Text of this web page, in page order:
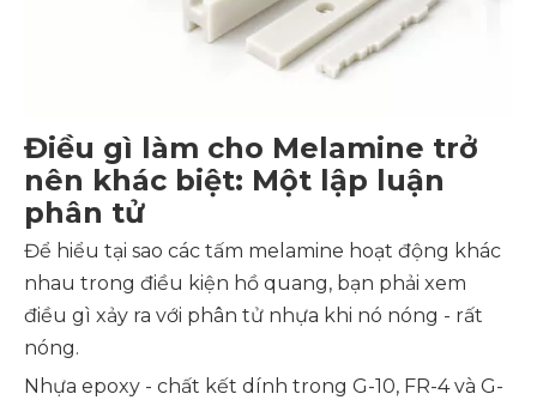
Điều gì làm cho Melamine trở
nên khác biệt: Một lập luận
phân tử
Để hiểu tại sao các tấm melamine hoạt động khác
nhau trong điều kiện hồ quang, bạn phải xem
điều gì xảy ra với phân tử nhựa khi nó nóng - rất
nóng.
Nhựa epoxy - chất kết dính trong G-10, FR-4 và G-